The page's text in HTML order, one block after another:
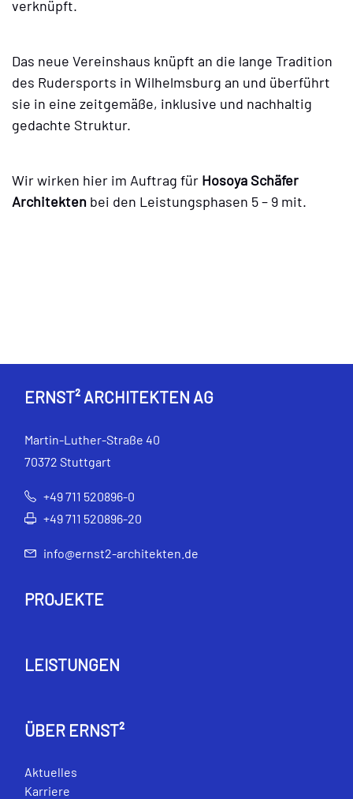
verknüpft.
Das neue Vereinshaus knüpft an die lange Tradition
des Rudersports in Wilhelmsburg an und überführt
sie in eine zeitgemäße, inklusive und nachhaltig
gedachte Struktur.
Wir wirken hier im Auftrag für Hosoya Schäfer
Architekten bei den Leistungsphasen 5 – 9 mit.
ERNST² ARCHITEKTEN AG
Martin-Luther-Straße 40
70372 Stuttgart
+49 711 520896-0
+49 711 520896-20
info@ernst2-architekten.de
PROJEKTE
LEISTUNGEN
ÜBER ERNST²
Aktuelles
Karriere